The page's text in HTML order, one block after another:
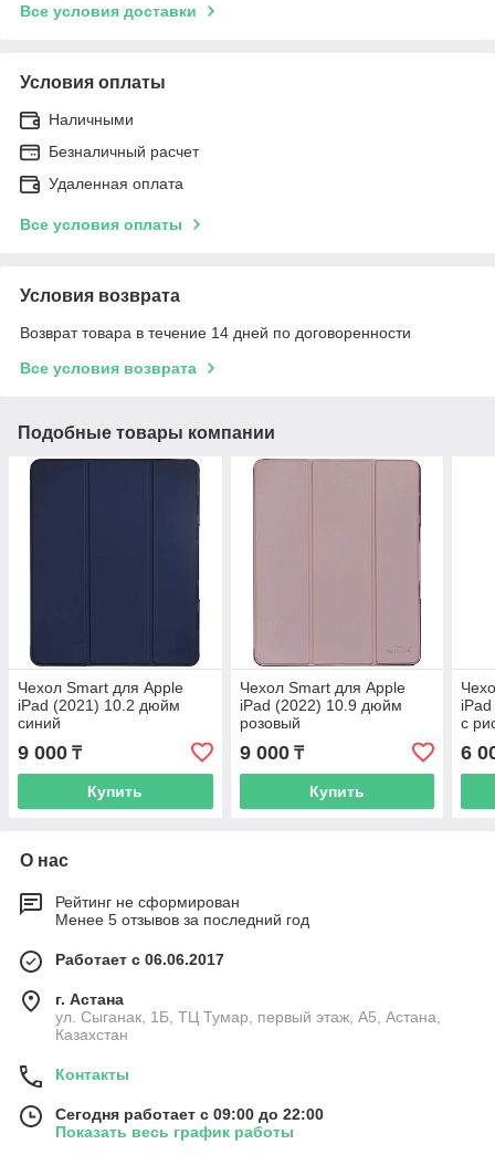
Все условия доставки
Условия оплаты
Наличными
Безналичный расчет
Удаленная оплата
Все условия оплаты
Условия возврата
Возврат товара в течение 14 дней по договоренности
Все условия возврата
Подобные товары компании
Чехол Smart для Apple
iPad (2021) 10.2 дюйм
синий
9 000 ₸
Купить
Чехол Smart для Apple
iPad (2022) 10.9 дюйм
розовый
9 000₸
Купить
с
6
О нас
Рейтинг не сформирован
Менее 5 отзывов за последний год
Работает с 06.06.2017
г. Астана
ул. Сыганак, 1Б, ТЦ Тумар, первый этаж, А5, Астана,
Казахстан
Контакты
Сегодня работает с 09:00 до 22:00
Показать весь график работы